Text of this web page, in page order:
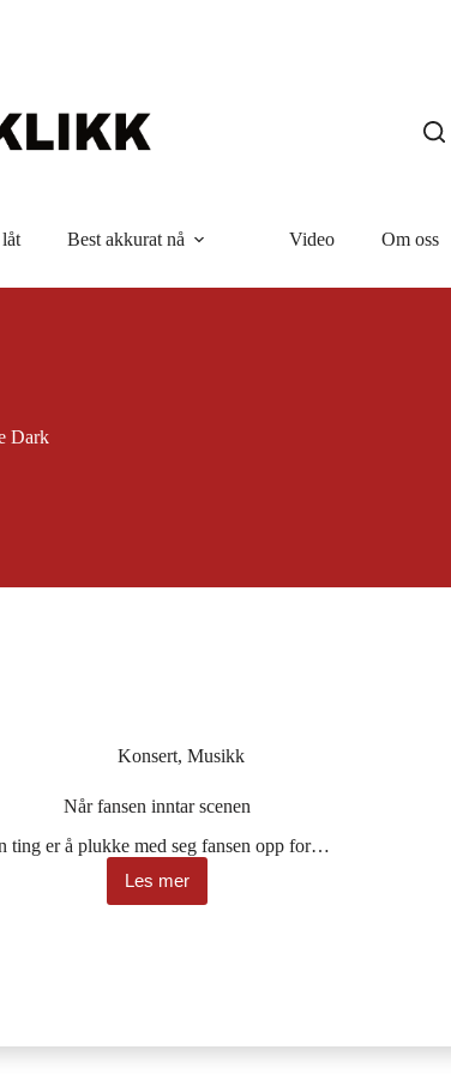
Best akkurat nå Video Om oss
Dark
Konsert,Musikk
Når fansen inntar scenen
ting er å plukke med seg fansen opp for…
Les mer
Når
fansen